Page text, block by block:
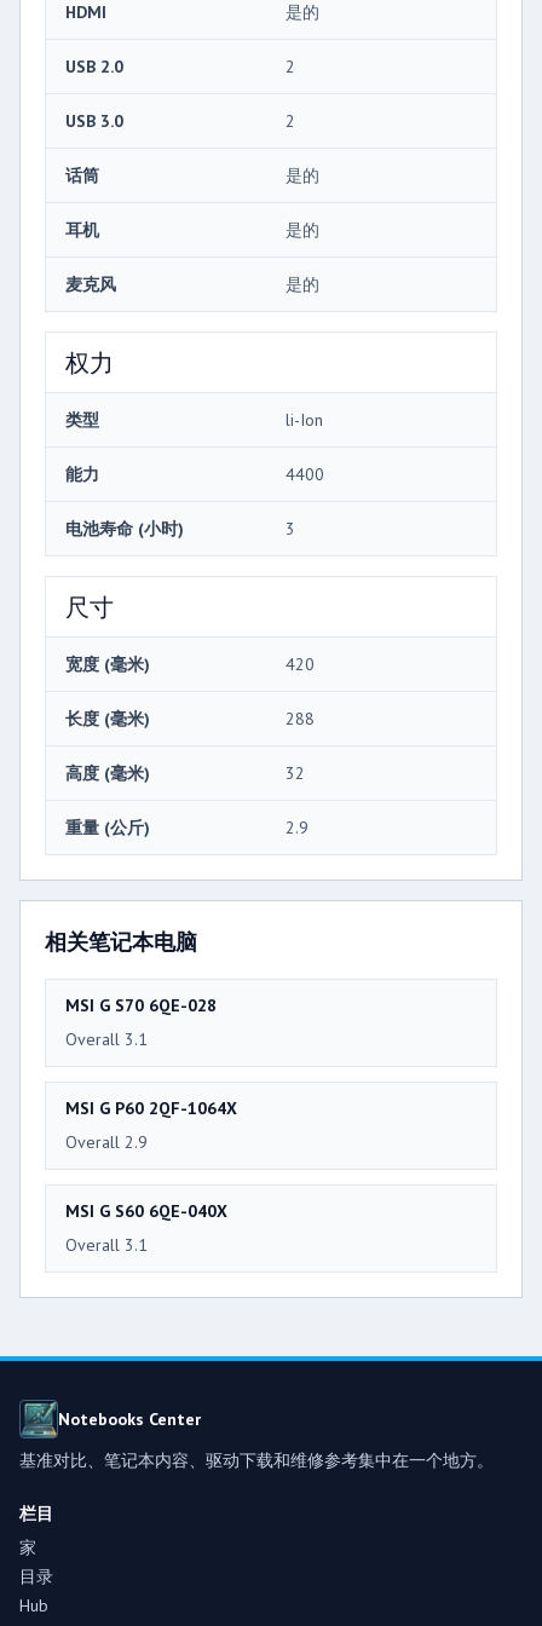
HDMI 是的
USB 2.0 2
USB 3.0 2
话筒 是的
耳机 是的
麦克风 是的
权力
类型 li-Ion
能力 4400
电池寿命 (小时) 3
尺寸
宽度 (毫米) 420
长度 (毫米) 288
高度 (毫米) 32
重量 (公斤) 2.9
相关笔记本电脑
MSI G S70 6QE-028
Overall 3.1
MSI G P60 2QF-1064X
Overall 2.9
MSI G S60 6QE-040X
Overall 3.1
Notebooks Center
基准对比、笔记本内容、驱动下载和维修参考集中在一个地方。
栏目
家
目录
Hub